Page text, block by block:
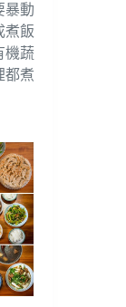
暴動
煮飯
機蔬
都煮